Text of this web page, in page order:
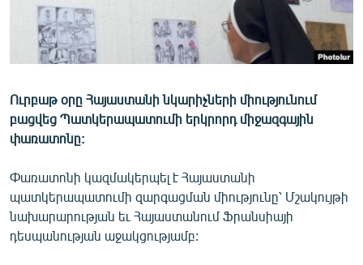
ՍՊՈՐՏ
ՄԵԿՆԱԲԱՆՈՒԹՅՈՒՆ
ՏՏ ԵՒ ԻՆՏԵՐՆԵՏ
ԿՈՐՈՆԱՎԻՐՈՒՍ
ԱՐԽԻՎ
ԲԱՆԱՎԵՃ
ՁԳՏԵԼՈՎ ԼԱՎԱԳՈՒՅՆԻՆ
ՓՈԴՔԱՍԹ
Ուրբաթ օրը Հայաստանի նկարիչների միությունում
բացվեց Պատկերապատումի երկրորդ միջազգային
փառատոնը:
Փառատոնի կազմակերպել է Հայաստանի
պատկերապատումի զարգացման միությունը՝ Մշակույթի
նախարարության եւ Հայաստանում Ֆրանսիայի
դեսպանության աջակցությամբ: